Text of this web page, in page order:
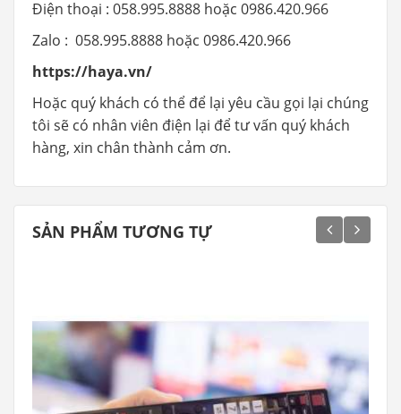
Điện thoại : 058.995.8888 hoặc 0986.420.966
Zalo : 058.995.8888 hoặc 0986.420.966
https://haya.vn/
Hoặc quý khách có thể để lại yêu cầu gọi lại chúng
tôi sẽ có nhân viên điện lại để tư vấn quý khách
hàng, xin chân thành cảm ơn.
SẢN PHẨM TƯƠNG TỰ